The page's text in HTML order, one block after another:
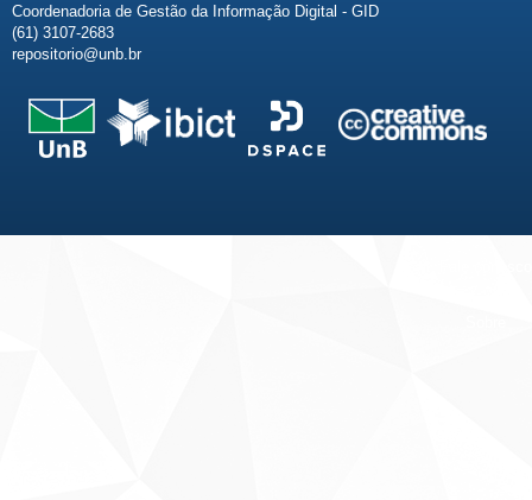
Coordenadoria de Gestão da Informação Digital - GID
(61) 3107-2683
repositorio@unb.br